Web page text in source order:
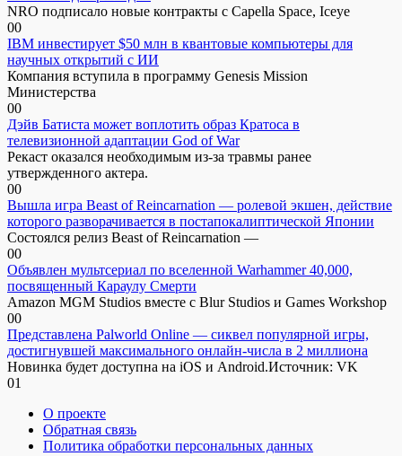
NRO подписало новые контракты с Capella Space, Iceye
00
IBM инвестирует $50 млн в квантовые компьютеры для
научных открытий с ИИ
Компания вступила в программу Genesis Mission
Министерства
00
Дэйв Батиста может воплотить образ Кратоса в
телевизионной адаптации God of War
Рекаст оказался необходимым из-за травмы ранее
утвержденного актера.
00
Вышла игра Beast of Reincarnation — ролевой экшен, действие
которого разворачивается в постапокалиптической Японии
Состоялся релиз Beast of Reincarnation —
00
Объявлен мультсериал по вселенной Warhammer 40,000,
посвященный Караулу Смерти
Amazon MGM Studios вместе с Blur Studios и Games Workshop
00
Представлена Palworld Online — сиквел популярной игры,
достигнувшей максимального онлайн-числа в 2 миллиона
Новинка будет доступна на iOS и Android.Источник: VK
01
О проекте
Обратная связь
Политика обработки персональных данных